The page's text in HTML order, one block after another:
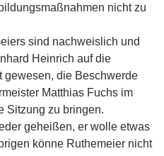
nicht zu
sind nachweislich und
Heinrich auf die
gewesen, die Beschwerde
Matthias Fuchs im
Sitzung zu bringen.
geheißen, er wolle etwas
könne Ruthemeier nicht